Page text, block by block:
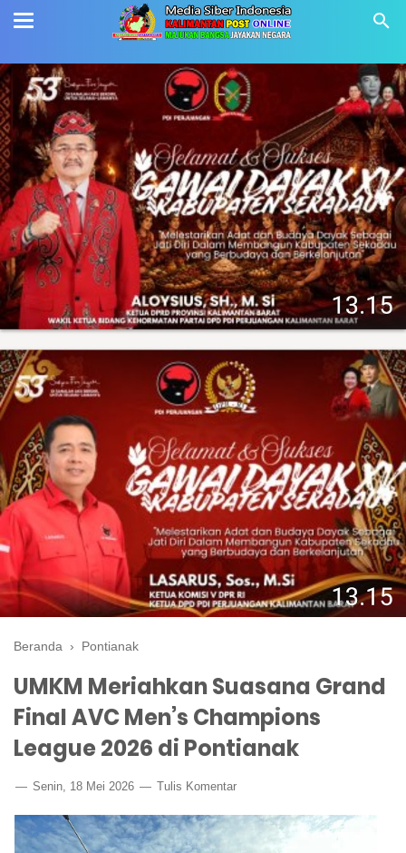
Beranda › Pontianak
UMKM Meriahkan Suasana Grand
Final AVC Men’s Champions
League 2026 di Pontianak
Senin, 18 Mei 2026 Tulis Komentar